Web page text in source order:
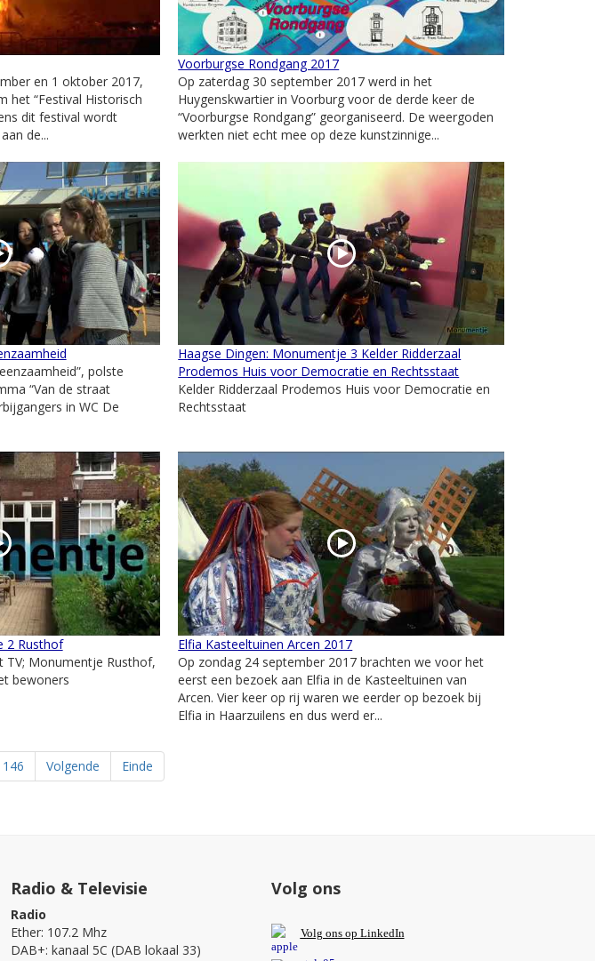
en 1 oktober 2017,
het “Festival Historisch
dit festival wordt
de...
Voorburgse Rondgang 2017
Op zaterdag 30 september 2017 werd in het
Huygenskwartier in Voorburg voor de derde keer de
“Voorburgse Rondgang” georganiseerd. De weergoden
werkten niet echt mee op deze kunstzinnige...
polste
“Van de straat
in WC De
Haagse Dingen: Monumentje 3 Kelder Ridderzaal
Prodemos Huis voor Democratie en Rechtsstaat
Kelder Ridderzaal Prodemos Huis voor Democratie en
Rechtsstaat
2 Rusthof
TV; Monumentje Rusthof,
bewoners
Elfia Kasteeltuinen Arcen 2017
Op zondag 24 september 2017 brachten we voor het
eerst een bezoek aan Elfia in de Kasteeltuinen van
Arcen. Vier keer op rij waren we eerder op bezoek bij
Elfia in Haarzuilens en dus werd er...
146 Volgende Einde
Radio & Televisie
Radio
Ether: 107.2 Mhz
DAB+: kanaal 5C (DAB lokaal 33)
Volg ons
Volg ons op LinkedIn